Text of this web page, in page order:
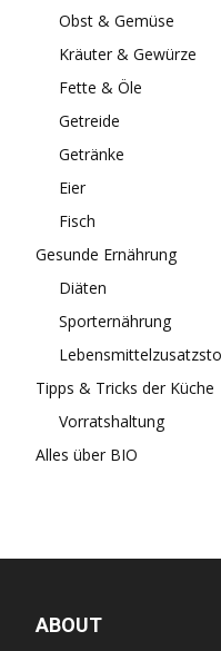
Obst & Gemüse
Kräuter & Gewürze
Fette & Öle
Getreide
Getränke
Eier
Fisch
Gesunde Ernährung
Diäten
Sporternährung
Tipps & Tricks der Küche
Vorratshaltung
Alles über BIO
ABOUT